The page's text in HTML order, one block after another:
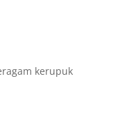
kerupuk